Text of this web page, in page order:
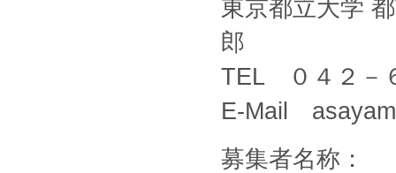
東京都立大学
郎
TEL ０４２－
E-Mail
募集者名称：